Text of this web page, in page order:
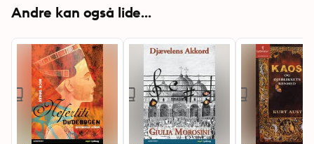
Andre kan også lide...